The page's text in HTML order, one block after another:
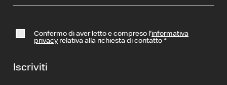
Confermo di aver letto e compreso l’informativa
privacyrelativa alla richiesta di contatto *
Iscriviti